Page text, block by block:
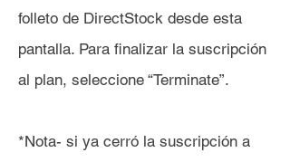
folleto de DirectStock desde esta
pantalla. Para finalizar la suscripción
al plan, seleccione “Terminate”.
*Nota- si ya cerró la suscripción a